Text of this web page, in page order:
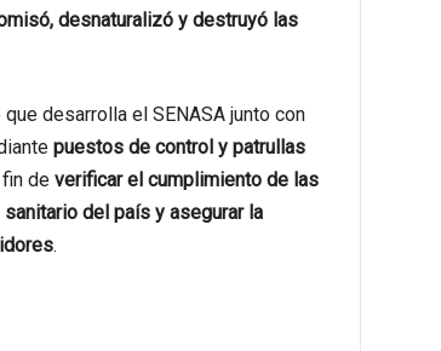
desnaturalizó y destruyó las
desarrolla el SENASA junto con
puestos de control y patrullas
de verificar el cumplimiento de las
del país y asegurar la
.